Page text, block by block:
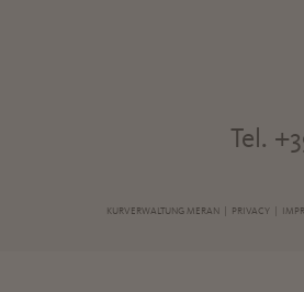
Tel.
KURVERWALTUNG MERAN | PRIVACY|